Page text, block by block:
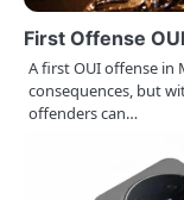
i
o
n
First Offense
A first OUI offense in
consequences, but
offenders can…